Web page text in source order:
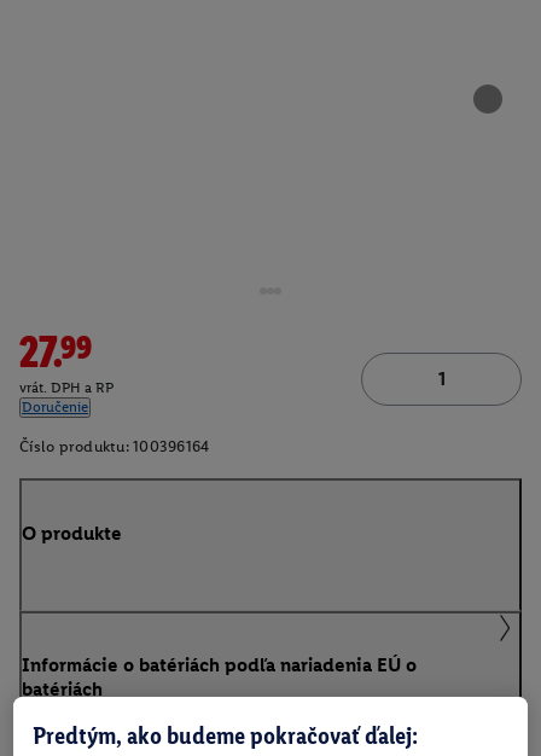
27.99
vrát. DPH a RP
Doručenie
Číslo produktu: 100396164
O produkte
Informácie o batériách podľa nariadenia EÚ o
batériách
Predtým, ako budeme pokračovať ďalej: